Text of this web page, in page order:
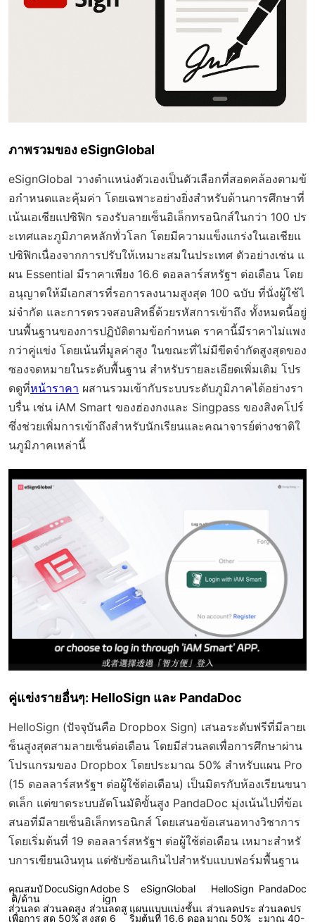
ภาพรวมของ eSignGlobal
eSignGlobal วางตำแหน่งตัวเองเป็นตัวเลือกที่สอดคล้องตามข้
อกำหนดและคุ้มค่า โดยเฉพาะอย่างยิ่งสำหรับด้านการศึกษาที่
เน้นเอเชียแปซิฟิก รองรับลายเซ็นอิเล็กทรอนิกส์ในกว่า 100 ปร
ะเทศและภูมิภาคหลักทั่วโลก โดยมีความแข็งแกร่งในเอเชียแ
ปซิฟิกเนื่องจากการปรับให้เหมาะสมในประเทศ ตัวอย่างเช่น แ
ผน Essential มีราคาเพียง 16.6 ดอลลาร์สหรัฐฯ ต่อเดือน โดย
อนุญาตให้มีเอกสารที่รอการลงนามสูงสุด 100 ฉบับ ที่นั่งผู้ใช้ไ
ม่จำกัด และการตรวจสอบสิทธิ์ด้วยรหัสการเข้าถึง ทั้งหมดนี้อยู่
บนพื้นฐานของการปฏิบัติตามข้อกำหนด ราคานี้มีราคาไม่แพง
กว่าคู่แข่ง โดยเน้นที่มูลค่าสูง ในขณะที่ไม่มีขีดจำกัดสูงสุดของ
ซองจดหมายในระดับพื้นฐาน สำหรับรายละเอียดเพิ่มเติม โปร
ดดูที่หน้าราคา ผสานรวมเข้ากับระบบระดับภูมิภาคได้อย่างรา
บรื่น เช่น iAM Smart ของฮ่องกงและ Singpass ของสิงคโปร์
ซึ่งช่วยเพิ่มการเข้าถึงสำหรับนักเรียนและคณาจารย์ต่างชาติใ
นภูมิภาคเหล่านี้
คู่แข่งรายอื่นๆ: HelloSign และ PandaDoc
HelloSign (ปัจจุบันคือ Dropbox Sign) เสนอระดับฟรีที่มีลายเ
ซ็นสูงสุดสามลายเซ็นต่อเดือน โดยมีส่วนลดเพื่อการศึกษาผ่าน
โปรแกรมของ Dropbox โดยประมาณ 50% สำหรับแผน Pro
(15 ดอลลาร์สหรัฐฯ ต่อผู้ใช้ต่อเดือน) เป็นมิตรกับห้องเรียนขนา
ดเล็ก แต่ขาดระบบอัตโนมัติขั้นสูง PandaDoc มุ่งเน้นไปที่ข้อเ
สนอที่มีลายเซ็นอิเล็กทรอนิกส์ โดยเสนอข้อเสนอทางวิชาการ
โดยเริ่มต้นที่ 19 ดอลลาร์สหรัฐฯ ต่อผู้ใช้ต่อเดือน เหมาะสำหรั
บการเขียนเงินทุน แต่ซับซ้อนเกินไปสำหรับแบบฟอร์มพื้นฐาน
คุณสมบั
ติ/ด้าน
DocuSignAdobe S
ign
eSignGlobal HelloSign PandaDoc
ส่วนลด
เพื่อการ
ส่วนลดสูง
สุด 50% ส
ส่วนลดสู
งสุด 6
แผนแบบแบ่งชั้นเ
ริ่มต้นที่ 16.6 ดอล
ส่วนลดประ
มาณ 50%
ส่วนลดปร
ะมาณ 40-